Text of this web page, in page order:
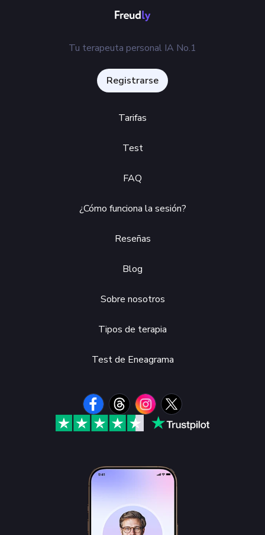
Tu terapeuta personal IA No.1
Registrarse
Tarifas
Test
FAQ
¿Cómo funciona la sesión?
Reseñas
Blog
Sobre nosotros
Tipos de terapia
Test de Eneagrama